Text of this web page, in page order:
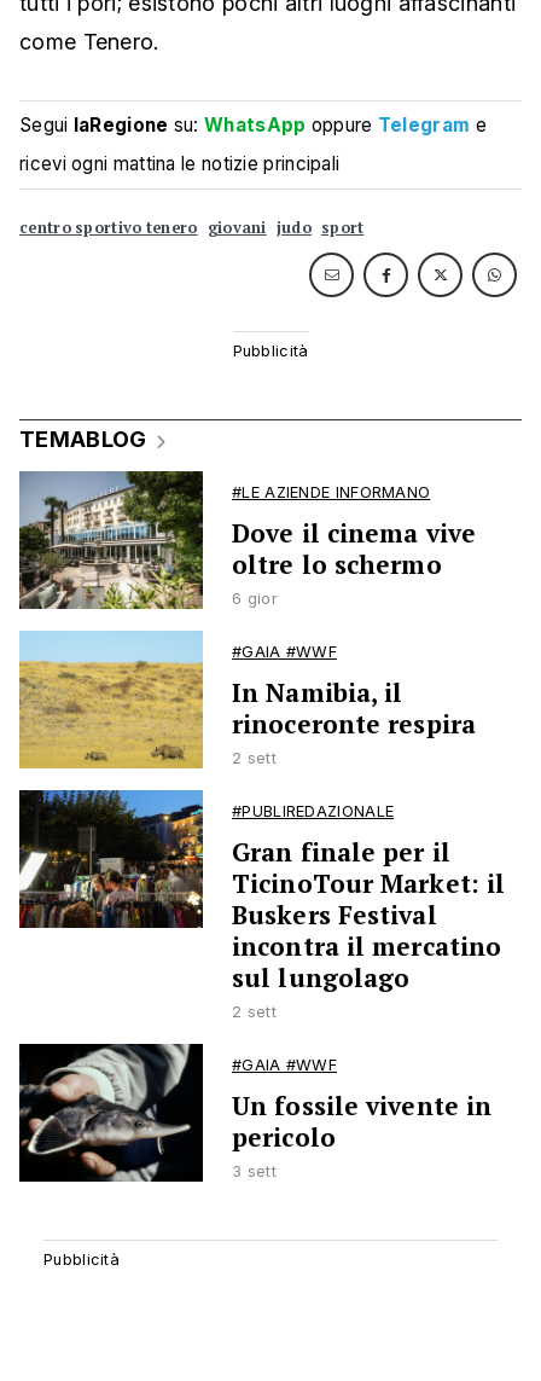
come Tenero.
Segui laRegione su:WhatsApp oppure Telegram e
ricevi ogni mattina le notizie principali
centro sportivo tenero giovani judo sport
TEMABLOG
#LE AZIENDE INFORMANO
Dove il cinema vive
oltre lo schermo
6 gior
#GAIA #WWF
In Namibia, il
rinoceronte respira
2 sett
#PUBLIREDAZIONALE
Gran finale per il
TicinoTour Market: il
Buskers Festival
incontra il mercatino
sul lungolago
2 sett
#GAIA #WWF
Un fossile vivente in
pericolo
3 sett